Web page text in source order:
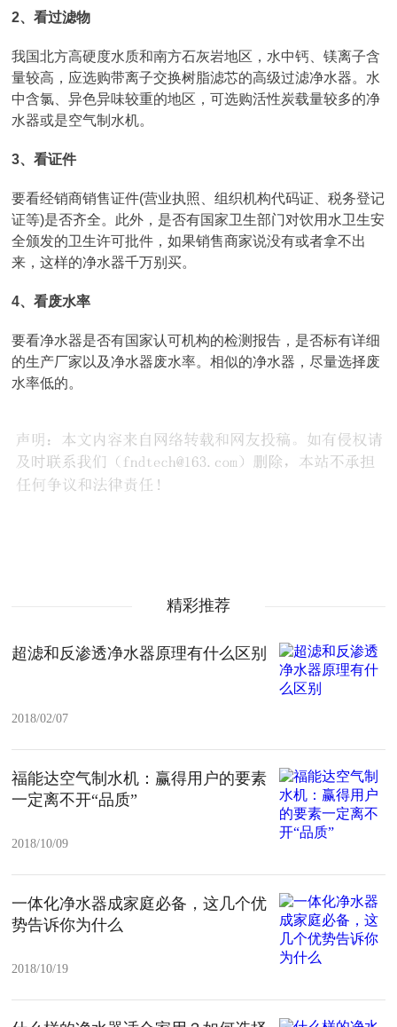
2、看过滤物
我国北方高硬度水质和南方石灰岩地区，水中钙、镁离子含
量较高，应选购带离子交换树脂滤芯的高级过滤净水器。水
中含氯、异色异味较重的地区，可选购活性炭载量较多的净
水器或是空气制水机。
3、看证件
要看经销商销售证件(营业执照、组织机构代码证、税务登记
证等)是否齐全。此外，是否有国家卫生部门对饮用水卫生安
全颁发的卫生许可批件，如果销售商家说没有或者拿不出
来，这样的净水器千万别买。
4、看废水率
要看净水器是否有国家认可机构的检测报告，是否标有详细
的生产厂家以及净水器废水率。相似的净水器，尽量选择废
水率低的。
精彩推荐
超滤和反渗透净水器原理有什么区别
2018/02/07
福能达空气制水机：赢得用户的要素
一定离不开“品质”
2018/10/09
一体化净水器成家庭必备，这几个优
势告诉你为什么
2018/10/19